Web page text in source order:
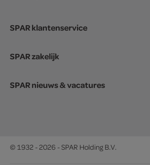
SPAR klantenservice
SPAR zakelijk
SPAR nieuws & vacatures
© 1932 - 2026 - SPAR Holding B.V.